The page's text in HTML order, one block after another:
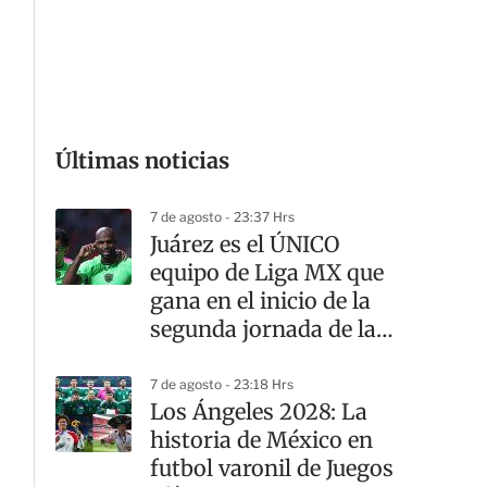
Últimas noticias
7 de agosto - 23:37 Hrs
Juárez es el ÚNICO
equipo de Liga MX que
gana en el inicio de la
segunda jornada de la
7 de agosto - 23:18 Hrs
Los Ángeles 2028: La
historia de México en
futbol varonil de Juegos